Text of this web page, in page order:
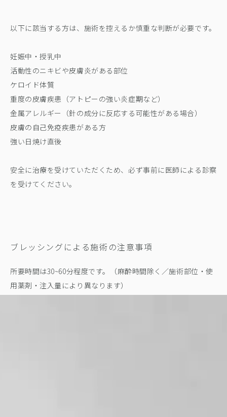
以下に該当する方は、施術を控えるか慎重な判断が必要です。
妊娠中・授乳中
活動性のニキビや皮膚炎がある部位
ケロイド体質
重度の皮膚疾患（アトピーの強い炎症期など）
金属アレルギー（針の成分に反応する可能性がある場合）
皮膚の自己免疫疾患がある方
強い日焼け直後
安全に治療を受けていただくため、必ず事前に医師による診察
を受けてください。
ブレッシングによる施術の注意事項
所要時間は30~60分程度です。（麻酔時間除く／施術部位・使
用薬剤・注入量により異なります）